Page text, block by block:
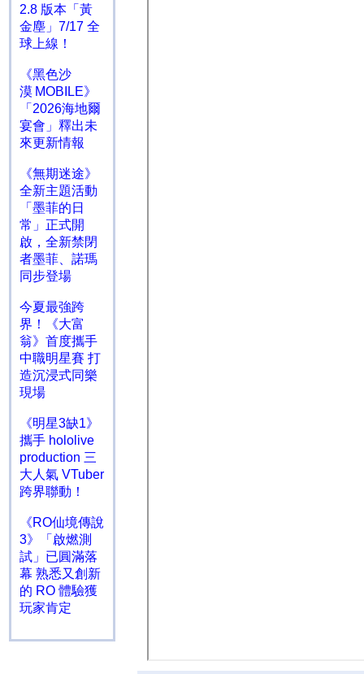
2.8 版本「黃
金塵」7/17 全
球上線！
《黑色沙
漠 MOBILE》
「2026海地爾
宴會」釋出未
來更新情報
《無期迷途》
全新主題活動
「墨菲的日
常」正式開
啟，全新禁閉
者墨菲、諾瑪
同步登場
今夏最強跨
界！《大富
翁》首度攜手
中職明星賽 打
造沉浸式同樂
現場
《明星3缺1》
攜手 hololive
production 三
大人氣 VTuber
跨界聯動！
《RO仙境傳說
3》「啟燃測
試」已圓滿落
幕 熟悉又創新
的 RO 體驗獲
玩家肯定